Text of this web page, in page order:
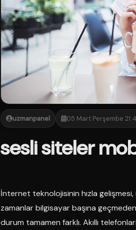
uzmanpanel 05 Mart Perşembe
sesli siteler
İnternet teknolojisinin hızla gelişmesi,
zamanlar bilgisayar başına
durum tamamen farklı. Akıllı